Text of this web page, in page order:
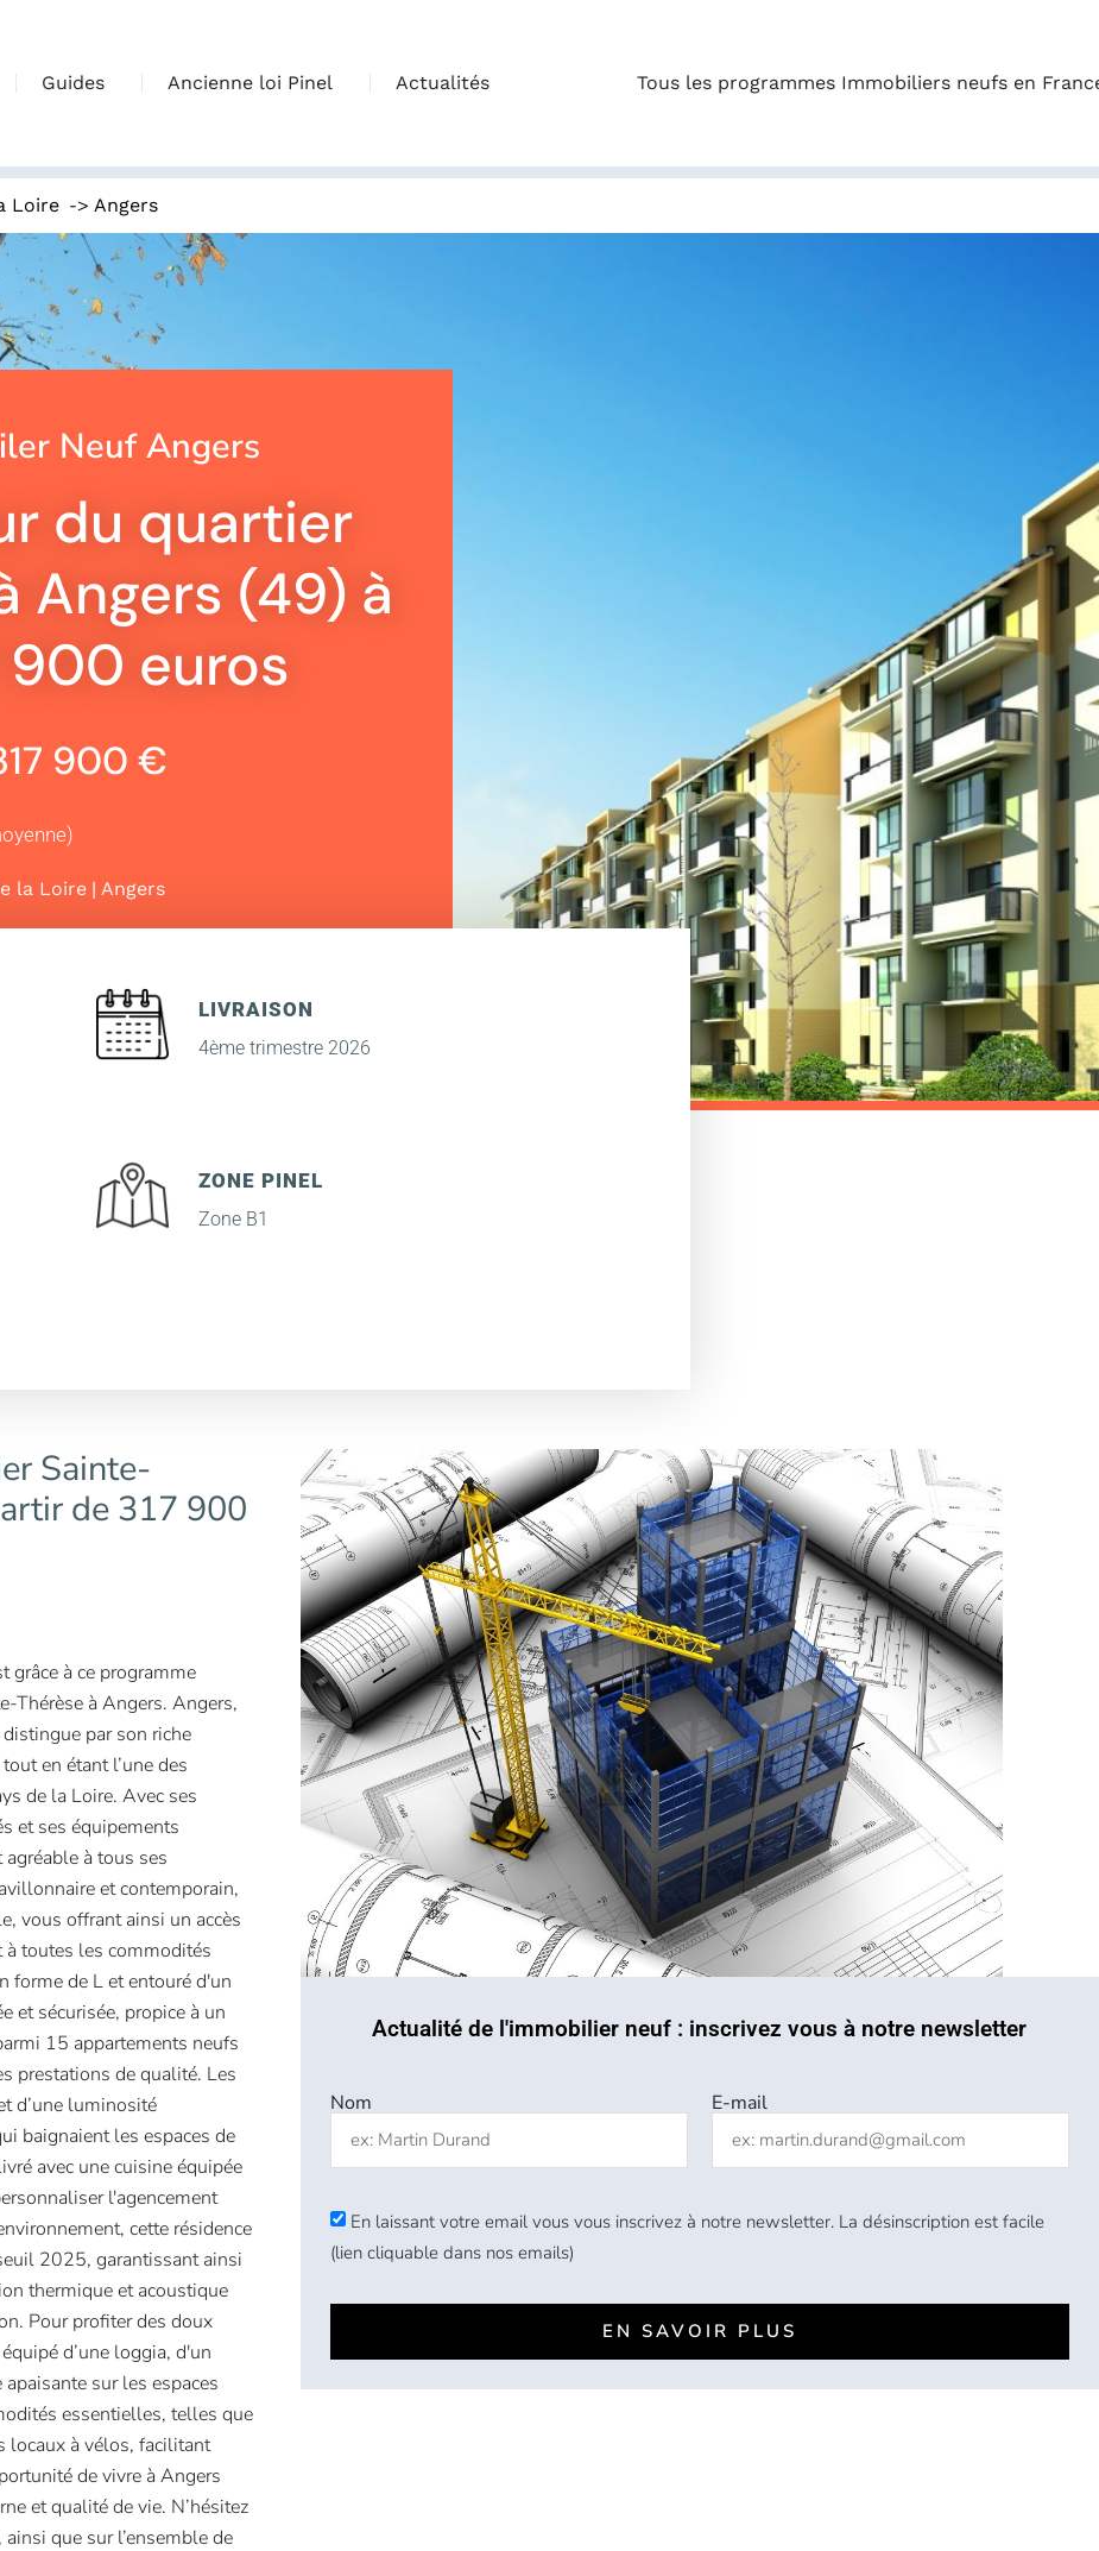
Guides Ancienne loi Pinel Actualités Tous les programmes Immobiliers neufs en
Loire -> Angers
Neuf Angers
du quartier
Angers (49) à
900 euros
900 €
la Loire| Angers
LIVRAISON
4ème trimestre 2026
ZONE PINEL
Zone B1
Sainte-
de 317 900
grâce à ce programme
Thérèse à Angers. Angers,
par son riche
en étant l’une des
de la Loire. Avec ses
et ses équipements
à tous ses
et contemporain,
vous offrant ainsi un accès
à toutes les commodités
forme de L et entouré d'un
et sécurisée, propice à un
15 appartements neufs
prestations de qualité. Les
d’une luminosité
baignaient les espaces de
avec une cuisine équipée
l'agencement
cette résidence
2025, garantissant ainsi
thermique et acoustique
Pour profiter des doux
d’une loggia, d'un
sur les espaces
essentielles, telles que
locaux à vélos, facilitant
de vivre à Angers
et qualité de vie. N’hésitez
que sur l’ensemble de
Actualité de l'immobilier neuf : inscrivez vous à notre newsletter
Nom E-mail
En laissant votre email vous vous inscrivez à notre newsletter. La désinscription est facile
(lien cliquable dans nos emails)
EN SAVOIR PLUS